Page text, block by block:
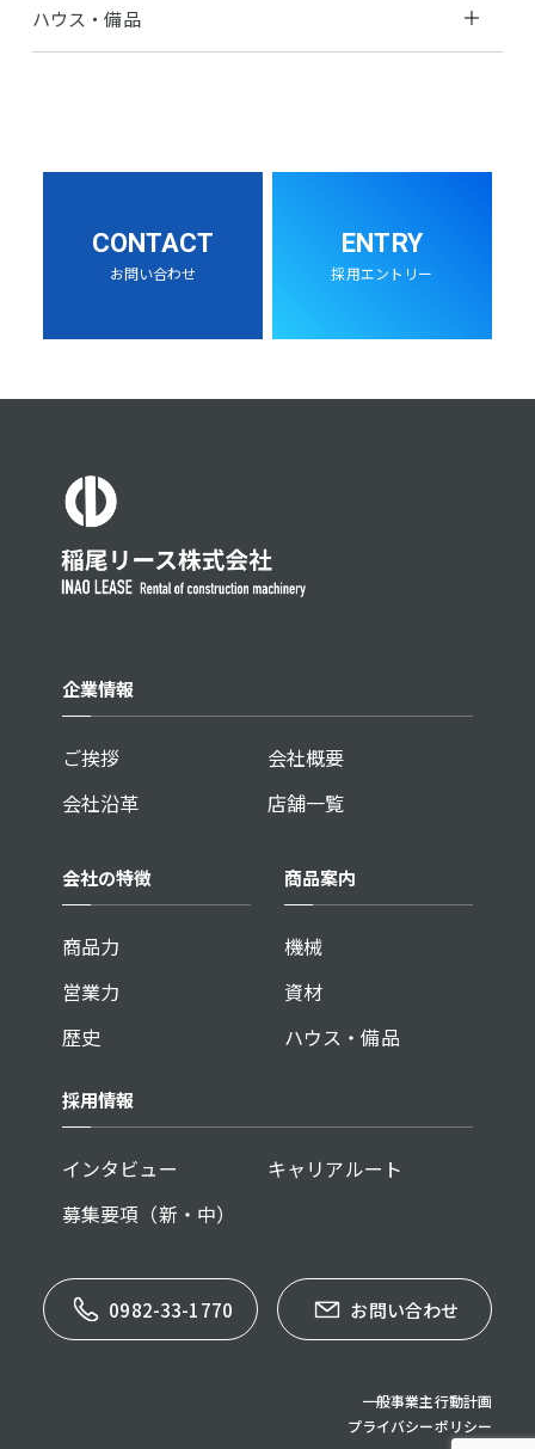
ハウス・備品
CONTACT
お問い合わせ
ENTRY
採用エントリー
企業情報
ご挨拶
会社概要
会社沿革
店舗一覧
会社の特徴
商品力
営業力
歴史
商品案内
機械
資材
ハウス・備品
採用情報
インタビュー
キャリアルート
募集要項（新・中）
0982-33-1770 お問い合わせ
一般事業主行動計画
プライバシーポリシー